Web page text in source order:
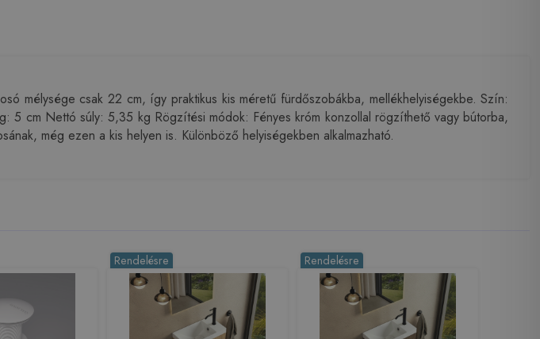
mélysége csak 22 cm, így praktikus kis méretű fürdőszobákba, mellékhelyiségekbe. Szín:
5 cm Nettó súly: 5,35 kg Rögzítési módok: Fényes króm konzollal rögzíthető vagy bútorba,
még ezen a kis helyen is. Különböző helyiségekben alkalmazható.
Rendelésre Rendelésre